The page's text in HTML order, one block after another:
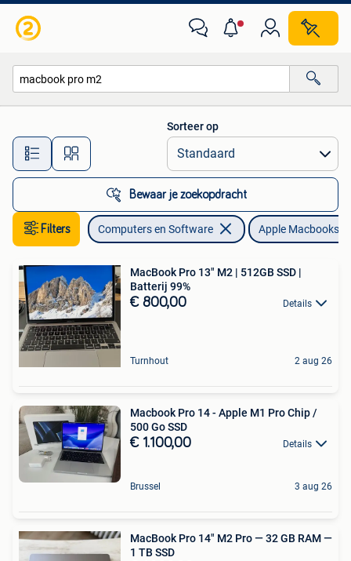
Alle afstanden…
Sorteer op
Bewaar je zoekopdracht
Filters Computers en Software Apple Macbooks
MacBook Pro 13" M2 | 512GB SSD |
Batterij 99%
€ 800,00 Details
Turnhout 2 aug 26
Macbook Pro 14 - Apple M1 Pro Chip /
500 Go SSD
€ 1.100,00 Details
Brussel 3 aug 26
MacBook Pro 14" M2 Pro — 32 GB RAM —
1 TB SSD